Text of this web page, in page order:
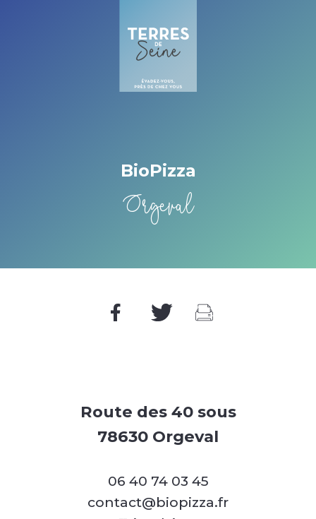
BioPizza
Orgeval
Route des 40 sous
78630 Orgeval
06 40 74 03 45
contact@biopizza.fr